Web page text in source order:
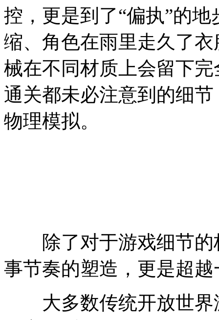
控，更是到了“偏执”的
缩、角色在雨里走久了
械在不同材质上会留下
通关都未必注意到的细
物理模拟。
除了对于游戏细节的
事节奏的塑造，更是超
大多数传统开放世界